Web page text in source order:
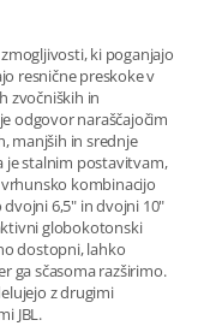
ki poganjajo
resnične preskoke v
zvočniških in
odgovor naraščajočim
manjših in srednje
je stalnim postavitvam,
kombinacijo
6,5" in dvojni 10"
globokotonski
dostopni, lahko
ga sčasoma razširimo.
z drugimi
JBL.